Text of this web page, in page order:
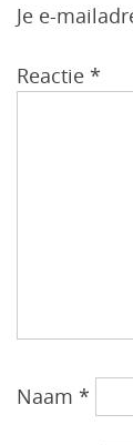
Je e-
Reactie *
Naam *